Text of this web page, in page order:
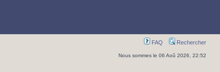
FAQ Rechercher
Nous sommes le 06 Aoû 2026, 22:52